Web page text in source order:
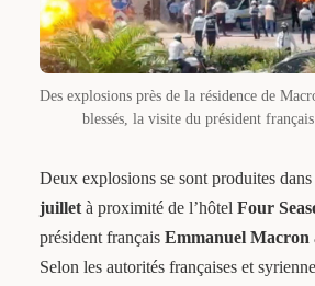
Des explosions près de la résidence de
blessés, la visite du président
Deux explosions se sont produites
juilletà proximité de l’hôtel Four
président français Emmanuel Macron
Selon les autorités françaises et